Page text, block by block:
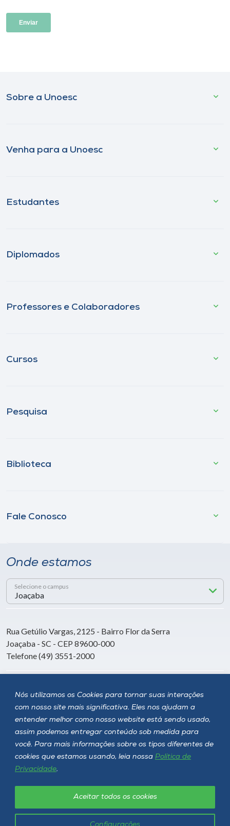
Nós utilizamos os Cookies para tornar suas interações
com nosso site mais significativa. Eles nos ajudam a
entender melhor como nosso website está sendo usado,
assim podemos entregar conteúdo sob medida para
você. Para mais informações sobre os tipos diferentes de
cookies que estamos usando, leia nossa Política de
Privacidade.
Configurações
Aceitar todos os cookies
Sobre a Unoesc
Venha para a Unoesc
Estudantes
Diplomados
Professores e Colaboradores
Cursos
Pesquisa
Biblioteca
Fale Conosco
Onde estamos
Selecione o campus
Rua Getúlio Vargas, 2125 - Bairro Flor da Serra
Joaçaba - SC - CEP 89600-000
Telefone (49) 3551-2000
Siga a Unoesc
Unoesc © 2026 - Todos os direitos reservados
Política de privacidade LGPD